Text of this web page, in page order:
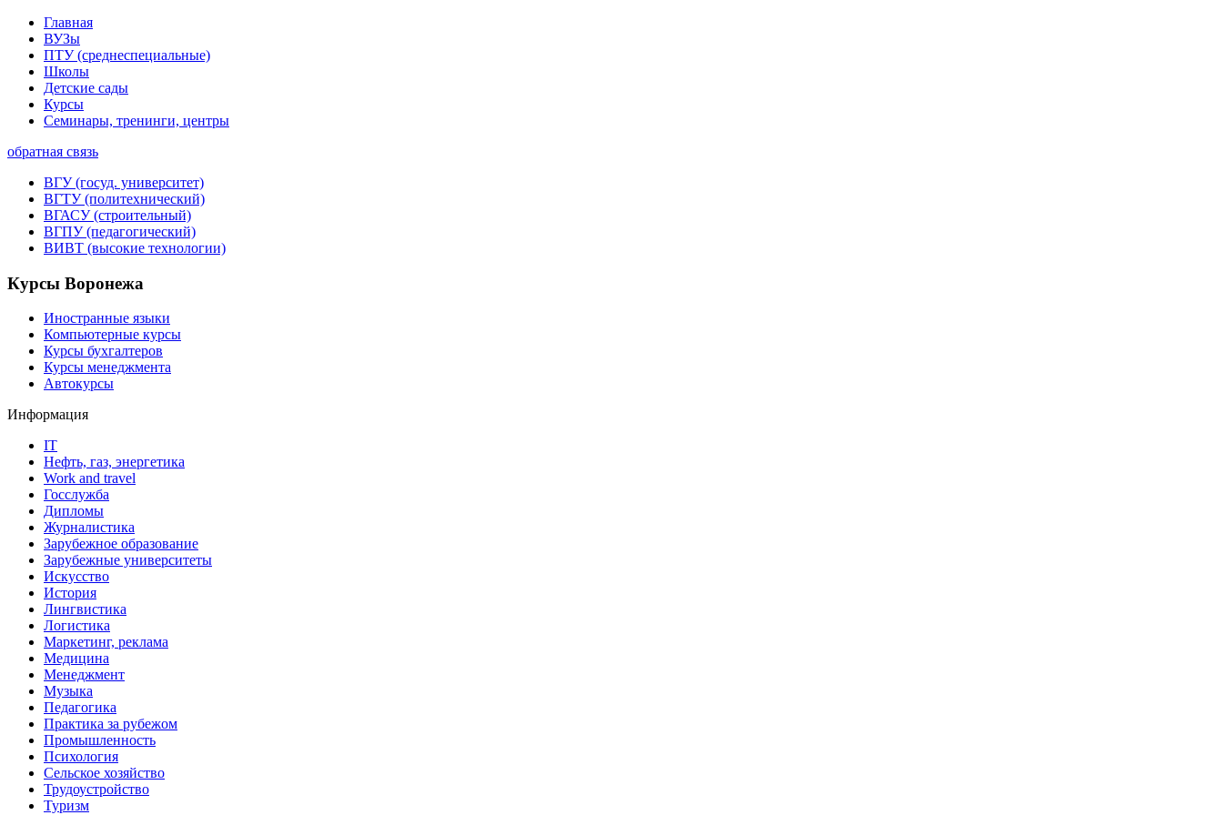
Главная
ВУЗы
ПТУ (среднеспециальные)
Школы
Детские сады
Курсы
Семинары, тренинги, центры
обратная связь
ВГУ (госуд. университет)
ВГТУ (политехнический)
ВГАСУ (строительный)
ВГПУ (педагогический)
ВИВТ (высокие технологии)
Курсы Воронежа
Иностранные языки
Компьютерные курсы
Курсы бухгалтеров
Курсы менеджмента
Автокурсы
Информация
IT
Нефть, газ, энергетика
Work and travel
Госслужба
Дипломы
Журналистика
Зарубежное образование
Зарубежные университеты
Искусство
История
Лингвистика
Логистика
Маркетинг, реклама
Медицина
Менеджмент
Музыка
Педагогика
Практика за рубежом
Промышленность
Психология
Сельское хозяйство
Трудоустройство
Туризм